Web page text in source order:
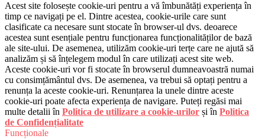
Acest site folosește cookie-uri pentru a vă îmbunătăți experiența în
timp ce navigați pe el. Dintre acestea, cookie-urile care sunt
clasificate ca necesare sunt stocate în browser-ul dvs. deoarece
acestea sunt esențiale pentru funcționarea funcționalităților de bază
ale site-ului. De asemenea, utilizăm cookie-uri terțe care ne ajută să
analizăm și să înțelegem modul în care utilizați acest site web.
Aceste cookie-uri vor fi stocate în browserul dumneavoastră numai
cu consimțământul dvs. De asemenea, va trebui să optați pentru a
renunța la aceste cookie-uri. Renunțarea la unele dintre aceste
cookie-uri poate afecta experiența de navigare. Puteți regăsi mai
multe detalii în Politica de utilizare a cookie-urilor și în Politica
de Confidențialitate
Funcționale